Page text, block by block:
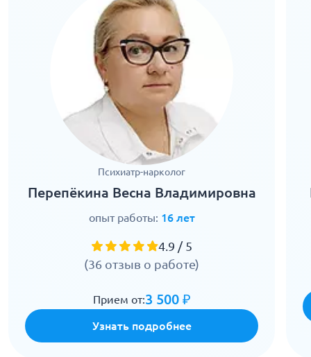
Психиатр-нарколог
Перепёкина Весна Владимировна
опыт работы: 16 лет
4.9 / 5
(36 отзыв о работе)
Прием от:3 500 ₽
Узнать подробнее